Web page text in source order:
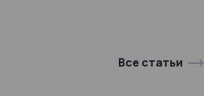
Все статьи